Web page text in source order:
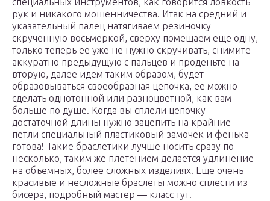
рук и никакого мошенничества. Итак на средний и
указательный палец натягиваем резиночку
скрученную восьмеркой, сверху помещаем еще одну,
только теперь ее уже не нужно скручивать, снимите
аккуратно предыдущую с пальцев и проденьте на
вторую, далее идем таким образом, будет
образовываться своеобразная цепочка, ее можно
сделать однотонной или разноцветной, как вам
больше по душе. Когда вы сплели цепочку
достаточной длины нужно зацепить на крайние
петли специальный пластиковый замочек и фенька
готова! Такие браслетики лучше носить сразу по
несколько, таким же плетением делается удлинение
на объемных, более сложных изделиях. Еще очень
красивые и несложные браслеты можно сплести из
бисера, подробный мастер — класс тут.